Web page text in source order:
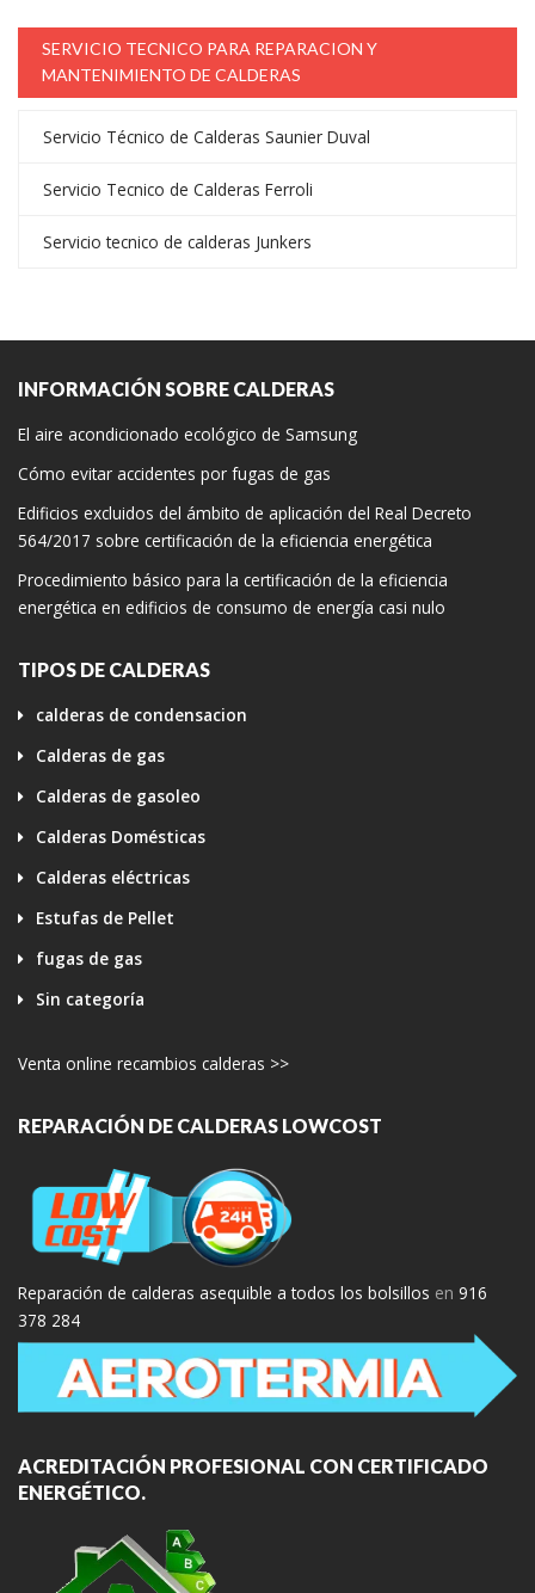
SERVICIO TECNICO PARA REPARACION Y
MANTENIMIENTO DE CALDERAS
Servicio Técnico de Calderas Saunier Duval
Servicio Tecnico de Calderas Ferroli
Servicio tecnico de calderas Junkers
INFORMACIÓN SOBRE CALDERAS
El aire acondicionado ecológico de Samsung
Cómo evitar accidentes por fugas de gas
Edificios excluidos del ámbito de aplicación del Real Decreto
564/2017 sobre certificación de la eficiencia energética
Procedimiento básico para la certificación de la eficiencia
energética en edificios de consumo de energía casi nulo
TIPOS DE CALDERAS
calderas de condensacion
Calderas de gas
Calderas de gasoleo
Calderas Domésticas
Calderas eléctricas
Estufas de Pellet
fugas de gas
Sin categoría
Venta online recambios calderas >>
REPARACIÓN DE CALDERAS LOWCOST
Reparación de calderas asequible a todos los bolsillos en 916
378 284
ACREDITACIÓN PROFESIONAL CON CERTIFICADO
ENERGÉTICO.